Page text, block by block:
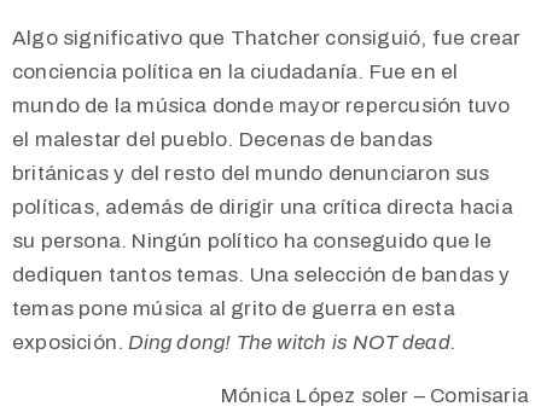
Algo significativo que Thatcher consiguió, fue crear
conciencia política en la ciudadanía. Fue en el
mundo de la música donde mayor repercusión tuvo
el malestar del pueblo. Decenas de bandas
británicas y del resto del mundo denunciaron sus
políticas, además de dirigir una crítica directa hacia
su persona. Ningún político ha conseguido que le
dediquen tantos temas. Una selección de bandas y
temas pone música al grito de guerra en esta
exposición.Ding dong! The witch is NOT dead.
Mónica López soler – Comisaria